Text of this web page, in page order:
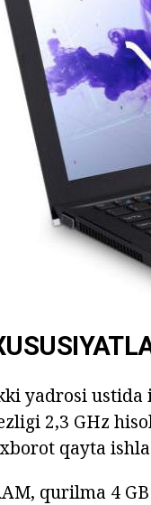
yadrosi ustida
2,3 GHz
qayta
qurilma 4